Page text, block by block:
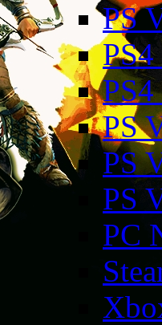
PS
PS
PS
PS
PC